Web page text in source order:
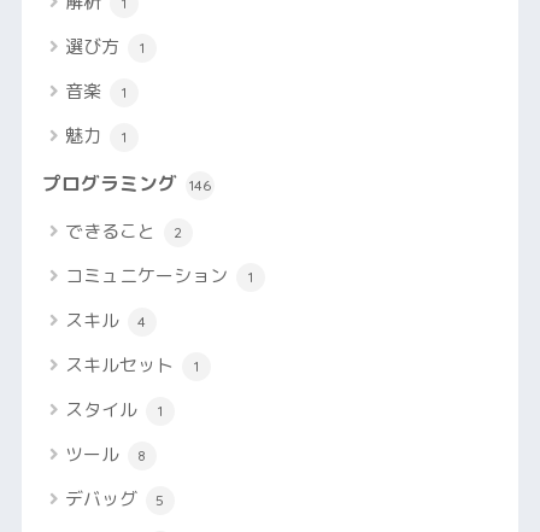
選び方 1
音楽 1
魅力 1
プログラミング 146
できること 2
コミュニケーション 1
スキル 4
スキルセット 1
スタイル 1
ツール 8
デバッグ 5